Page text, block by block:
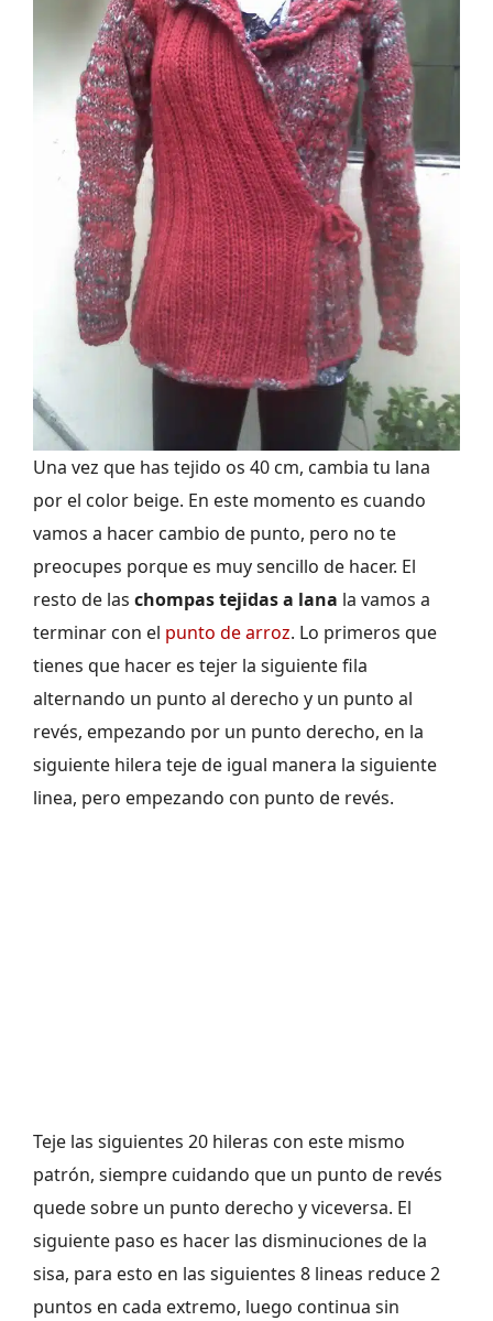
Una vez que has tejido os 40 cm, cambia tu lana
por el color beige. En este momento es cuando
vamos a hacer cambio de punto, pero no te
preocupes porque es muy sencillo de hacer. El
resto de las chompas tejidas a lana la vamos a
terminar con el punto de arroz. Lo primeros que
tienes que hacer es tejer la siguiente fila
alternando un punto al derecho y un punto al
revés, empezando por un punto derecho, en la
siguiente hilera teje de igual manera la siguiente
linea, pero empezando con punto de revés.
Teje las siguientes 20 hileras con este mismo
patrón, siempre cuidando que un punto de revés
quede sobre un punto derecho y viceversa. El
siguiente paso es hacer las disminuciones de la
sisa, para esto en las siguientes 8 lineas reduce 2
puntos en cada extremo, luego continua sin